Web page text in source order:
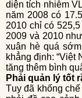
diện tích nhiễm
năm 2008 có
2010 chỉ có
2009 và 2010
xuân hè quá
khẳng định: “Việt
tăng thêm bình
Phải quản lý tốt
Tuy đã khống chế khá tốt dịch bệnh rầy nâu, VL, LXL, nhưng trong những năm tới, Việt Nam vẫn cần